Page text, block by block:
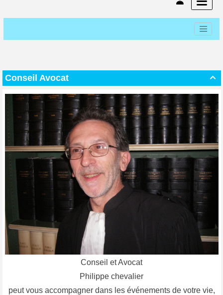

Conseil Avocat
Conseil et Avocat
Philippe chevalier
peut vous accompagner dans les événements de votre vie,